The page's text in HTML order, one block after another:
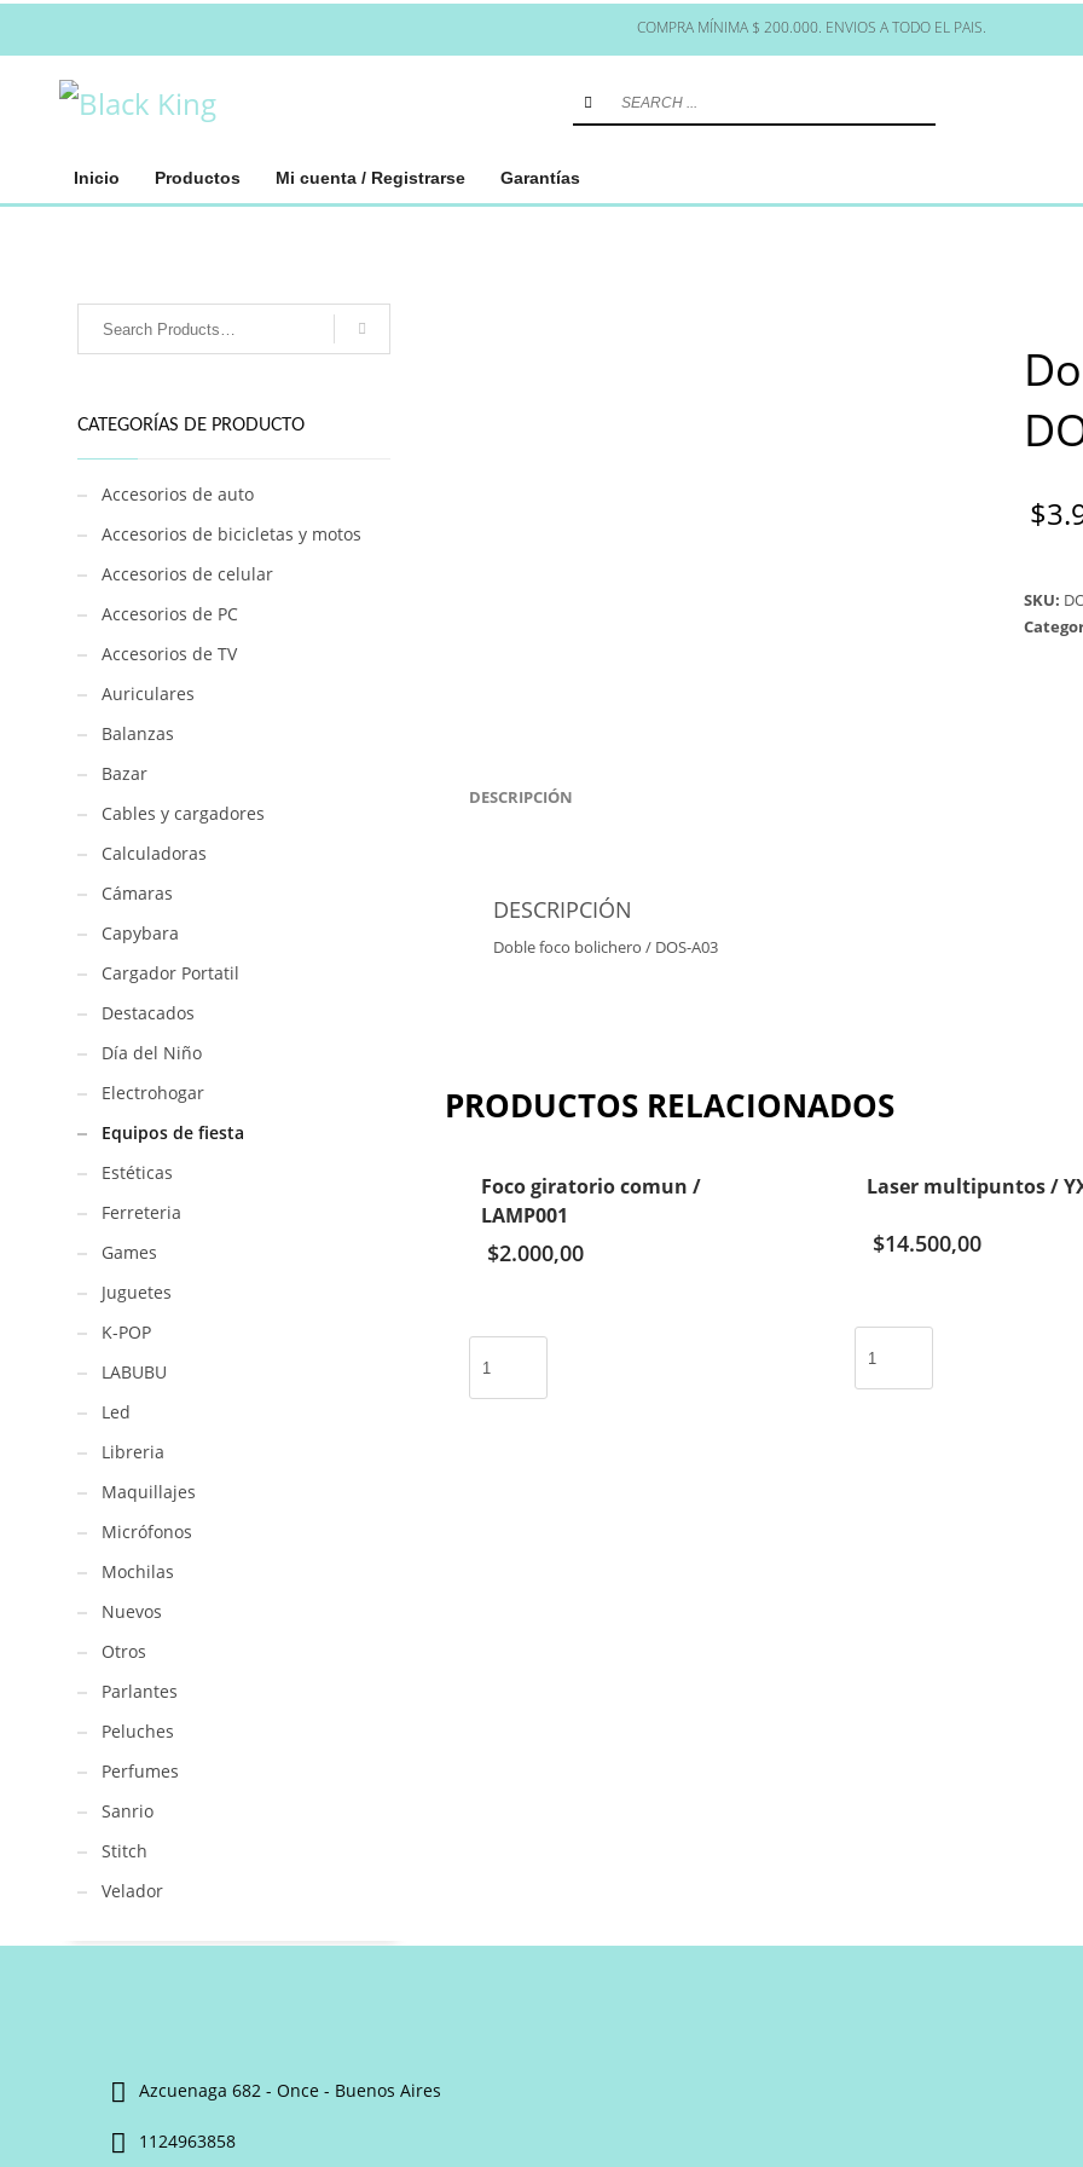
COMPRA MÍNIMA $ 200.000. ENVIOS A TODO EL PAIS.
Inicio Productos Mi cuenta / Registrarse Garantías
$
SKU:
DESCRIPCIÓN
DESCRIPCIÓN
Doble foco bolichero / DOS-A03
PRODUCTOS RELACIONADOS
Foco giratorio comun /
LAMP001
$2.000,00
giratorio
comun
Laser multipuntos /
$14.500,00
multipuntos
CATEGORÍAS DE PRODUCTO
Accesorios de auto
Accesorios de bicicletas y motos
Accesorios de celular
Accesorios de PC
Accesorios de TV
Auriculares
Balanzas
Bazar
Cables y cargadores
Calculadoras
Cámaras
Capybara
Cargador Portatil
Destacados
Día del Niño
Electrohogar
Equipos de fiesta
Estéticas
Ferreteria
Games
Juguetes
K-POP
LABUBU
Led
Libreria
Maquillajes
Micrófonos
Mochilas
Nuevos
Otros
Parlantes
Peluches
Perfumes
Sanrio
Stitch
Velador
Azcuenaga 682 - Once - Buenos Aires
1124963858